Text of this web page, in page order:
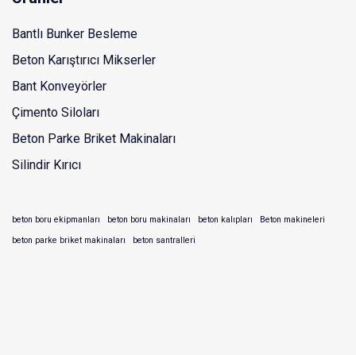
Bantlı Bunker Besleme
Beton Karıştırıcı Mikserler
Bant Konveyörler
Çimento Siloları
Beton Parke Briket Makinaları
Silindir Kırıcı
beton boru ekipmanları beton boru makinaları beton kalıpları
Beton makineleri
beton parke briket makinaları
beton santralleri